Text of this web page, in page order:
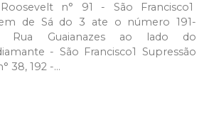
n° 91 - São Francisco1
de Sá do 3 ate o número 191-
Rua Guaianazes ao lado do
- São Francisco1 Supressão
38, 192 -...